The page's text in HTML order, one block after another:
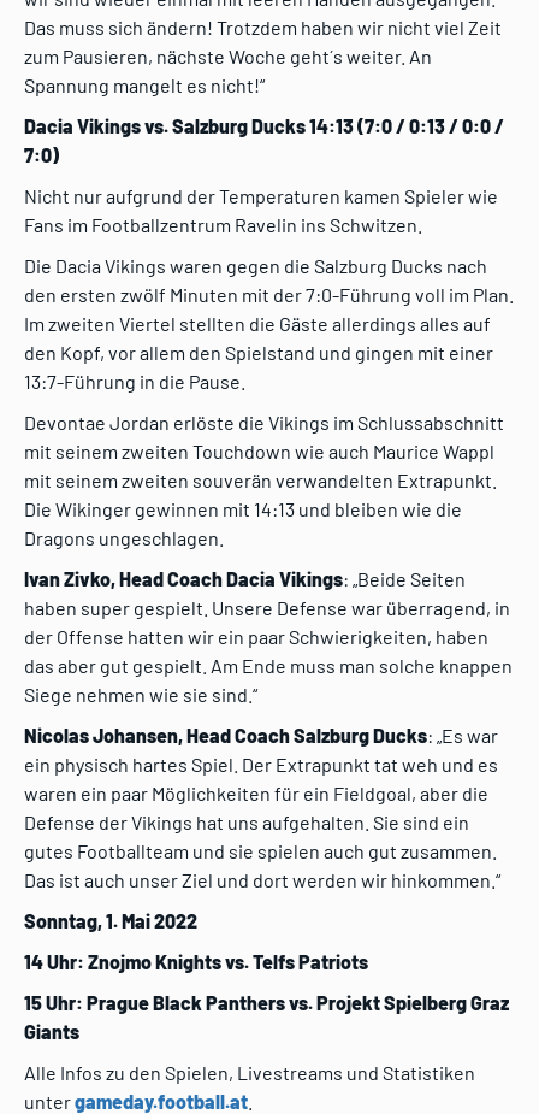
Das muss sich ändern! Trotzdem haben wir nicht viel Zeit
zum Pausieren, nächste Woche geht´s weiter. An
Spannung mangelt es nicht!“
Dacia Vikings vs. Salzburg Ducks 14:13 (7:0 / 0:13 / 0:0 /
7:0)
Nicht nur aufgrund der Temperaturen kamen Spieler wie
Fans im Footballzentrum Ravelin ins Schwitzen.
Die Dacia Vikings waren gegen die Salzburg Ducks nach
den ersten zwölf Minuten mit der 7:0-Führung voll im Plan.
Im zweiten Viertel stellten die Gäste allerdings alles auf
den Kopf, vor allem den Spielstand und gingen mit einer
13:7-Führung in die Pause.
Devontae Jordan erlöste die Vikings im Schlussabschnitt
mit seinem zweiten Touchdown wie auch Maurice Wappl
mit seinem zweiten souverän verwandelten Extrapunkt.
Die Wikinger gewinnen mit 14:13 und bleiben wie die
Dragons ungeschlagen.
Ivan Zivko, Head Coach Dacia Vikings: „Beide Seiten
haben super gespielt. Unsere Defense war überragend, in
der Offense hatten wir ein paar Schwierigkeiten, haben
das aber gut gespielt. Am Ende muss man solche knappen
Siege nehmen wie sie sind.“
Nicolas Johansen, Head Coach Salzburg Ducks: „Es war
ein physisch hartes Spiel. Der Extrapunkt tat weh und es
waren ein paar Möglichkeiten für ein Fieldgoal, aber die
Defense der Vikings hat uns aufgehalten. Sie sind ein
gutes Footballteam und sie spielen auch gut zusammen.
Das ist auch unser Ziel und dort werden wir hinkommen.“
Sonntag, 1. Mai 2022
14 Uhr: Znojmo Knights vs. Telfs Patriots
15 Uhr: Prague Black Panthers vs. Projekt Spielberg Graz
Giants
Alle Infos zu den Spielen, Livestreams und Statistiken
untergameday.football.at